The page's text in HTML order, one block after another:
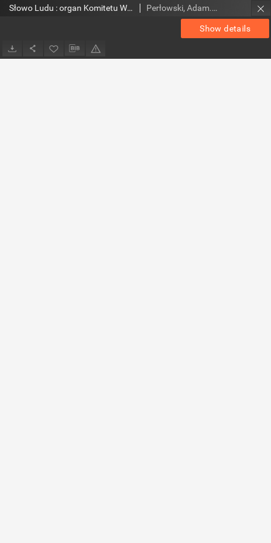
Show details
Słowo Ludu : organ Komitetu Wojewódzkiego Polskiej Zjednoczonej Partii Robotniczej, 1957, R.8, nr 224 Perłowski, Adam. Red.